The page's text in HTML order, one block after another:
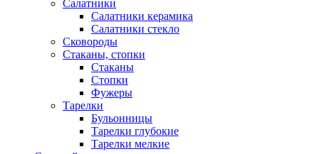
Салатники
Салатники керамика
Салатники стекло
Сковороды
Стаканы, стопки
Стаканы
Стопки
Фужеры
Тарелки
Бульонницы
Тарелки глубокие
Тарелки мелкие